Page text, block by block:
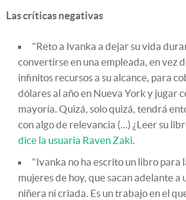
Las críticas negativas
"Reto a Ivanka a dejar su vida
convertirse en una empleada, en vez
infinitos recursos a su alcance, para
dólares al año en Nueva York y jugar
mayoría. Quizá, solo quizá, tendrá
con algo de relevancia (...) ¿Leer su
dice la usuaria Raven Zaki.
"Ivanka no ha escrito un libro para
mujeres de hoy, que sacan adelante a
niñera ni criada. Es un trabajo en el